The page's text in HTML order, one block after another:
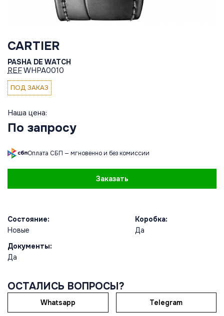
CARTIER
PASHA DE WATCH
REFWHPA0010
ПОД ЗАКАЗ
Наша цена:
По запросу
Оплата СБП — мгновенно и без комиссии
Заказать
Состояние:
Новые
Коробка:
Да
Документы:
Да
ОСТАЛИСЬ ВОПРОСЫ?
Whatsapp Telegram